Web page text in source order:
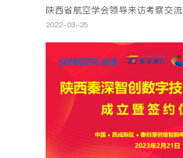
陕西省航空学会领导来访考察交流
2022-03-25